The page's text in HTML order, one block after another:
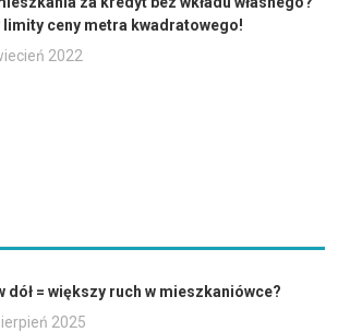
limity ceny metra kwadratowego!
2022
dół = większy ruch w mieszkaniówce?
2025